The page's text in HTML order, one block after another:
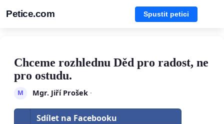
Petice.com Spustit petici
Chceme rozhlednu Děd pro radost, ne
pro ostudu.
M Mgr. Jiří Prošek·
Sdílet na Facebooku